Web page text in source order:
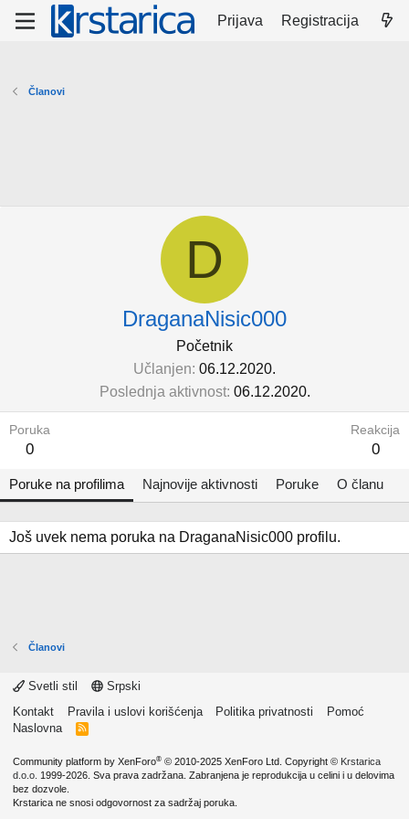
Prijava Registracija
Članovi
D
DraganaNisic000
Početnik
Učlanjen 06.12.2020.
Poslednja aktivnost 06.12.2020.
Poruka
0
Reakcija
0
Poruke na profilima Najnovije aktivnosti Poruke O članu
Još uvek nema poruka na DraganaNisic000 profilu.
Članovi
Svetli stil
Srpski
Kontakt
Pravila i uslovi korišćenja Politika privatnosti
Pomoć
Naslovna
R
Community platform by XenForo® © 2010-2025 XenForo Ltd. Copyright © Krstarica
d.o.o. 1999-2026. Sva prava zadržana. Zabranjena je reprodukcija u celini i u delovima
bez dozvole.
Krstarica ne snosi odgovornost za sadržaj poruka.